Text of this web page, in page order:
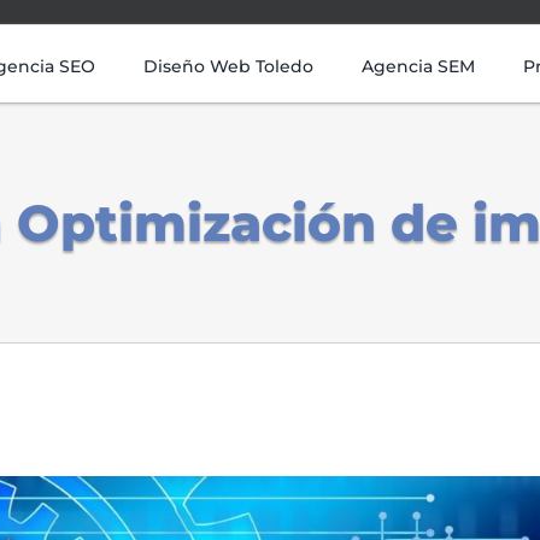
SEO Diseño Web Toledo Agencia SEM
Optimización de